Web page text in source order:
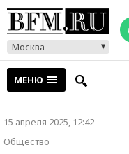
Москва
МЕНЮ
15 апреля 2025, 12:42
Общество